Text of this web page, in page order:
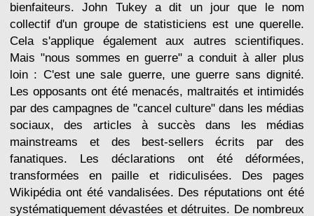
bienfaiteurs. John Tukey a dit un jour que le nom
collectif d'un groupe de statisticiens est une querelle.
Cela s'applique également aux autres scientifiques.
Mais "nous sommes en guerre" a conduit à aller plus
loin : C'est une sale guerre, une guerre sans dignité.
Les opposants ont été menacés, maltraités et intimidés
par des campagnes de "cancel culture" dans les médias
sociaux, des articles à succès dans les médias
mainstreams et des best-sellers écrits par des
fanatiques. Les déclarations ont été déformées,
transformées en paille et ridiculisées. Des pages
Wikipédia ont été vandalisées. Des réputations ont été
systématiquement dévastées et détruites. De nombreux